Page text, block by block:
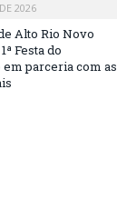
2026
Alto Rio Novo
Festa do
parceria com as